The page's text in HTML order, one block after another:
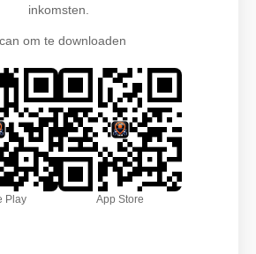
inkomsten.
om te downloaden
Play App Store